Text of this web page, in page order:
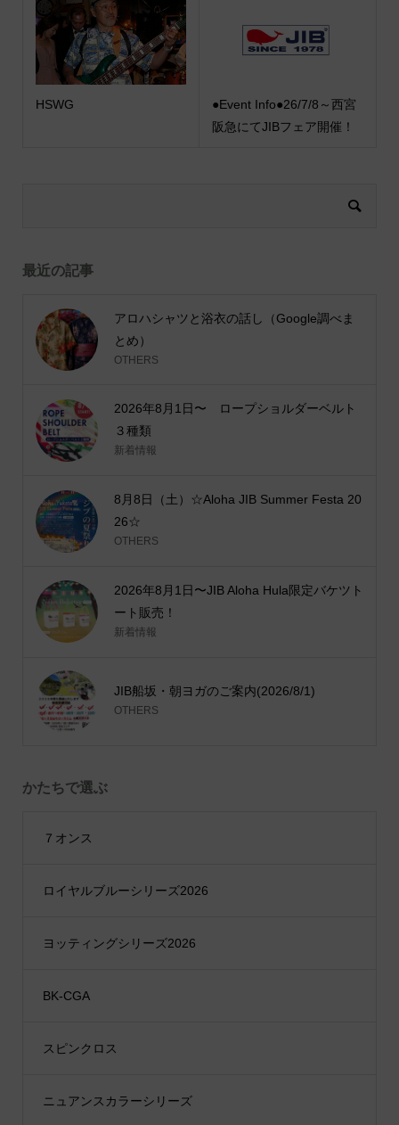
HSWG
●Event Info●26/7/8～西宮
阪急にてJIBフェア開催！
最近の記事
アロハシャツと浴衣の話し（Google調べま
とめ）
OTHERS
2026年8月1日〜 ロープショルダーベルト
３種類
新着情報
8月8日（土）☆Aloha JIB Summer Festa 20
26☆
OTHERS
2026年8月1日〜JIB Aloha Hula限定バケツト
ート販売！
新着情報
JIB船坂・朝ヨガのご案内(2026/8/1)
OTHERS
かたちで選ぶ
７オンス
ロイヤルブルーシリーズ2026
ヨッティングシリーズ2026
BK-CGA
スピンクロス
ニュアンスカラーシリーズ